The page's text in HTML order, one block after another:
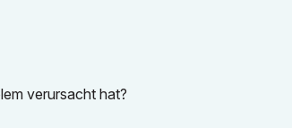
verursacht hat?